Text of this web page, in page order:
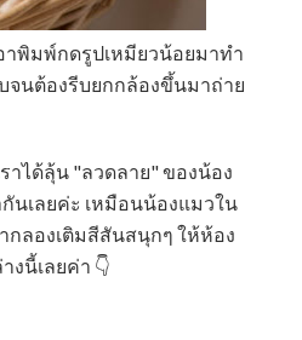
าพิมพ์กดรูปเหมียวน้อยมาทำ
นต้องรีบยกกล้องขึ้นมาถ่าย
ได้ลุ้น "ลวดลาย" ของน้อง
นเลยค่ะ เหมือนน้องแมวใน
กลองเติมสีสันสนุกๆ ให้ห้อง
นี้เลยค่า 👇